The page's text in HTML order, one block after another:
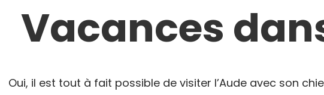
Vacances
Oui, il est tout à fait possible de visiter l’Aude avec son